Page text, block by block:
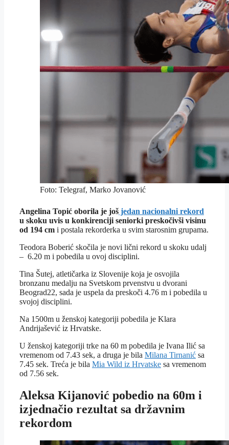
Foto: Telegraf, Marko Jovanović
Angelina Topić oborila je još jedan nacionalni rekord
u skoku uvis u konkirenciji seniorki preskočivši visinu
od 194 cm i postala rekorderka u svim starosnim grupama.
Teodora Boberić skočila je novi lični rekord u skoku udalj
– 6.20 m i pobedila u ovoj disciplini.
Tina Šutej, atletičarka iz Slovenije koja je osvojila
bronzanu medalju na Svetskom prvenstvu u dvorani
Beograd22, sada je uspela da preskoči 4.76 m i pobedila u
svojoj disciplini.
Na 1500m u ženskoj kategoriji pobedila je Klara
Andrijašević iz Hrvatske.
U ženskoj kategoriji trke na 60 m pobedila je Ivana Ilić sa
vremenom od 7.43 sek, a druga je bila Milana Tirnanić sa
7.45 sek. Treća je bila Mia Wild iz Hrvatske sa vremenom
od 7.56 sek.
Aleksa Kijanović pobedio na 60m i
izjednačio rezultat sa državnim
rekordom